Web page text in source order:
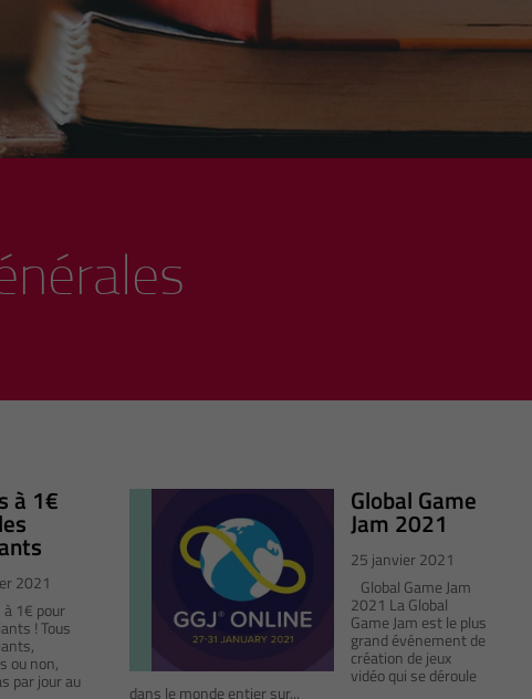
à 1€
2021
1€ pour
! Tous
ou non,
par jour au
Global Game
Jam 2021
25 janvier 2021
Global Game Jam
2021 La Global
Game Jam est le plus
grand événement de
création de jeux
vidéo qui se déroule
dans le monde entier sur...